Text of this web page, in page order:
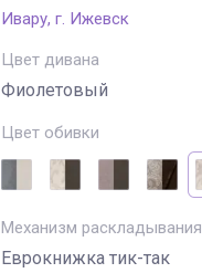
Ивару, г. Ижевск
Цвет дивана
Фиолетовый
Цвет обивки
Механизм раскладывания
Еврокнижка тик-так